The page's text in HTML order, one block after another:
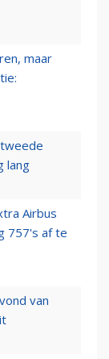
maar
lang
Airbus
757's af te
van